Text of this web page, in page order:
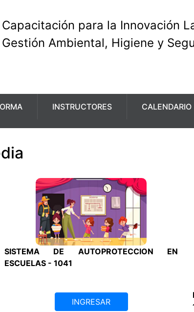
Capacitación para la Innovación
Gestión Ambiental, Higiene y
INSTRUCTORES CALENDARIO
SISTEMA DE AUTOPROTECCION EN
ESCUELAS - 1041
INGRESAR